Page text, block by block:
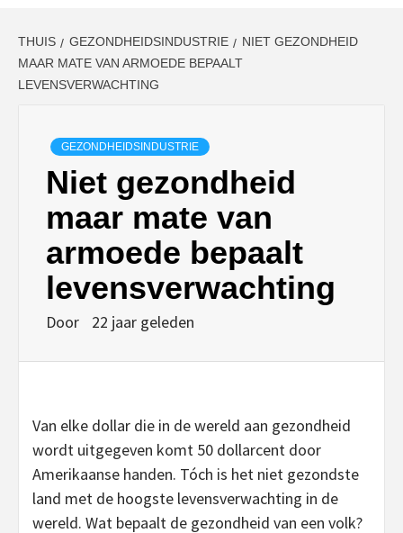
THUIS GEZONDHEIDSINDUSTRIE
NIET GEZONDHEID
MAAR MATE VAN ARMOEDE BEPAALT
LEVENSVERWACHTING
GEZONDHEIDSINDUSTRIE
Niet gezondheid
maar mate van
armoede bepaalt
levensverwachting
Door 22 jaar geleden
Van elke dollar die in de wereld aan gezondheid
wordt uitgegeven komt 50 dollarcent door
Amerikaanse handen. Tóch is het niet gezondste
land met de hoogste levensverwachting in de
wereld. Wat bepaalt de gezondheid van een volk?